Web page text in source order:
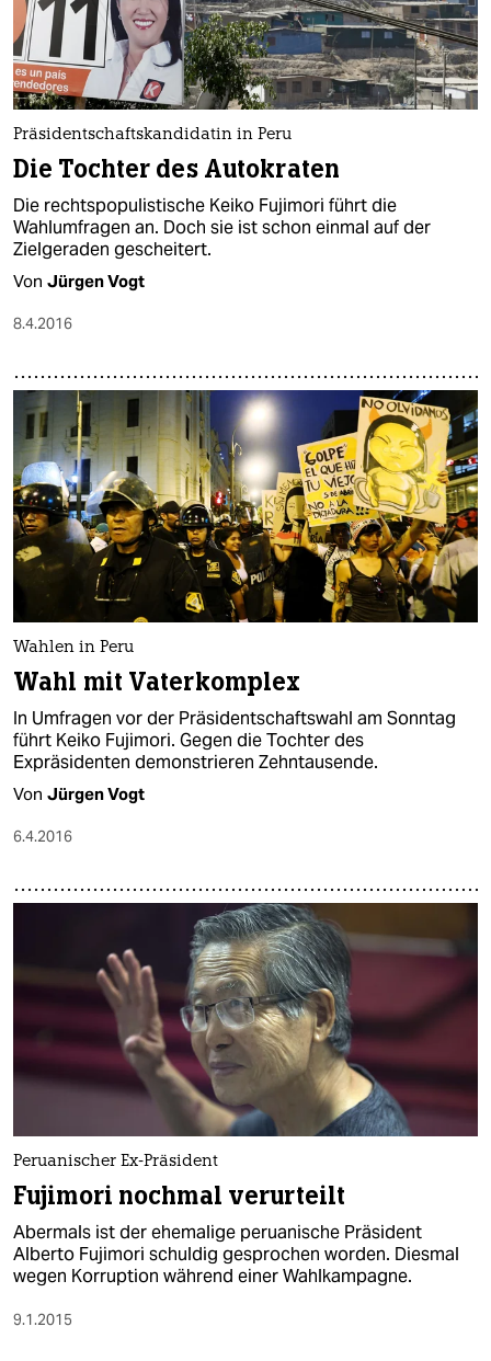
Präsidentschaftskandidatin in Peru
Die Tochter des Autokraten
Die rechtspopulistische Keiko Fujimori führt die
Wahlumfragen an. Doch sie ist schon einmal auf der
Zielgeraden gescheitert.
Von Jürgen Vogt
8.4.2016
Wahlen in Peru
Wahl mit Vaterkomplex
In Umfragen vor der Präsidentschaftswahl am Sonntag
führt Keiko Fujimori. Gegen die Tochter des
Expräsidenten demonstrieren Zehntausende.
Von Jürgen Vogt
6.4.2016
Peruanischer Ex-Präsident
Fujimori nochmal verurteilt
Abermals ist der ehemalige peruanische Präsident
Alberto Fujimori schuldig gesprochen worden. Diesmal
wegen Korruption während einer Wahlkampagne.
9.1.2015